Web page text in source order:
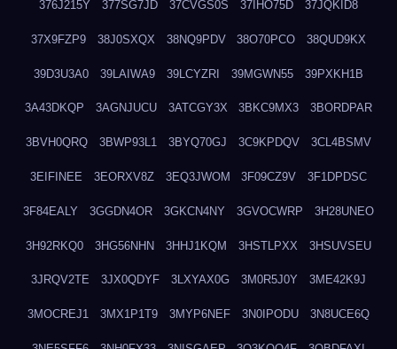
376J215Y 377SG7JD 37CVGS0S 37IHO75D 37JQKID8
37X9FZP9 38J0SXQX 38NQ9PDV 38O70PCO 38QUD9KX
39D3U3A0 39LAIWA9 39LCYZRI 39MGWN55 39PXKH1B
3A43DKQP 3AGNJUCU 3ATCGY3X 3BKC9MX3 3BORDPAR
3BVH0QRQ 3BWP93L1 3BYQ70GJ 3C9KPDQV 3CL4BSMV
3EIFINEE 3EORXV8Z 3EQ3JWOM 3F09CZ9V 3F1DPDSC
3F84EALY 3GGDN4OR 3GKCN4NY 3GVOCWRP 3H28UNEO
3H92RKQ0 3HG56NHN 3HHJ1KQM 3HSTLPXX 3HSUVSEU
3JRQV2TE 3JX0QDYF 3LXYAX0G 3M0R5J0Y 3ME42K9J
3MOCREJ1 3MX1P1T9 3MYP6NEF 3N0IPODU 3N8UCE6Q